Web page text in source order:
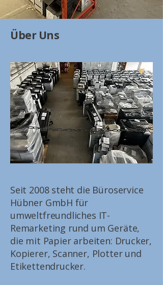
Über Uns
Seit 2008 steht die Büroservice
Hübner GmbH für
umweltfreundliches IT-
Remarketing rund um Geräte,
die mit Papier arbeiten: Drucker,
Kopierer, Scanner, Plotter und
Etikettendrucker.